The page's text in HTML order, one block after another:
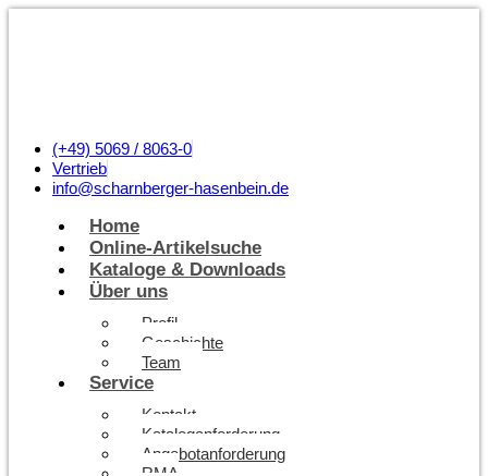
(+49) 5069 / 8063-0
Vertrieb
info@scharnberger-hasenbein.de
Home
Online-Artikelsuche
Kataloge & Downloads
Über uns
Profil
Geschichte
Team
Service
Kontakt
Kataloganforderung
Angebotanforderung